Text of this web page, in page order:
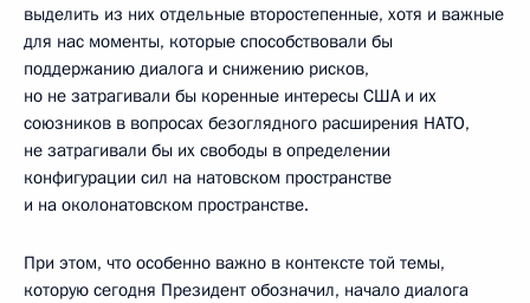
выделить из них отдельные второстепенные, хотя и важные
для нас моменты, которые способствовали бы
поддержанию диалога и снижению рисков,
но не затрагивали бы коренные интересы США и их
союзников в вопросах безоглядного расширения НАТО,
не затрагивали бы их свободы в определении
конфигурации сил на натовском пространстве
и на околонатовском пространстве.
При этом, что особенно важно в контексте той темы,
которую сегодня Президент обозначил, начало диалога